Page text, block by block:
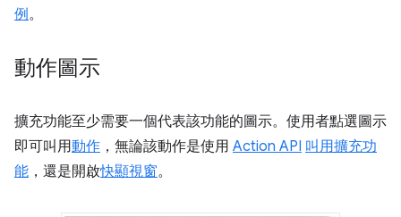
例。
動作圖示
擴充功能至少需要一個代表該功能的圖示。使用者點選圖示
即可叫用動作 ，無論該動作是使用 Action API 叫用擴充功
能 ，還是開啟快顯視窗。